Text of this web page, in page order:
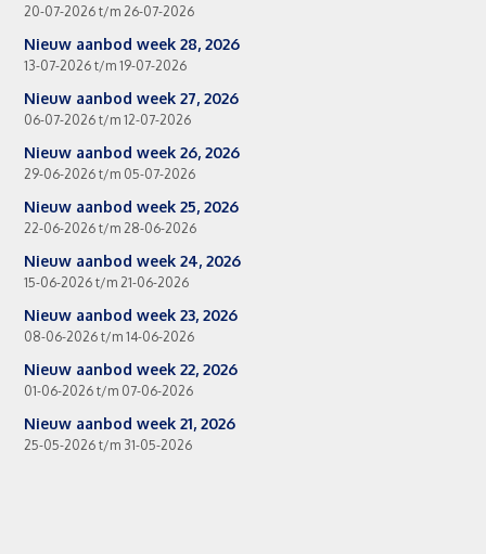
20-07-2026 t/m 26-07-2026
Nieuw aanbod week 28, 2026
13-07-2026 t/m 19-07-2026
Nieuw aanbod week 27, 2026
06-07-2026 t/m 12-07-2026
Nieuw aanbod week 26, 2026
29-06-2026 t/m 05-07-2026
Nieuw aanbod week 25, 2026
22-06-2026 t/m 28-06-2026
Nieuw aanbod week 24, 2026
15-06-2026 t/m 21-06-2026
Nieuw aanbod week 23, 2026
08-06-2026 t/m 14-06-2026
Nieuw aanbod week 22, 2026
01-06-2026 t/m 07-06-2026
Nieuw aanbod week 21, 2026
25-05-2026 t/m 31-05-2026